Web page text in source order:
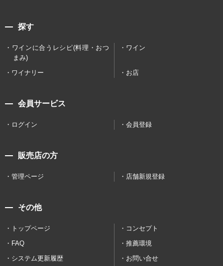
探す
ワインに合うレシピ(料理・おつ
まみ)
ワイン
ワイナリー お店
会員サービス
ログイン 会員登録
販売店の方
管理ページ 店舗新規登録
その他
トップページ
コンセプト
FAQ
推薦環境
システム更新履歴
お問い合せ